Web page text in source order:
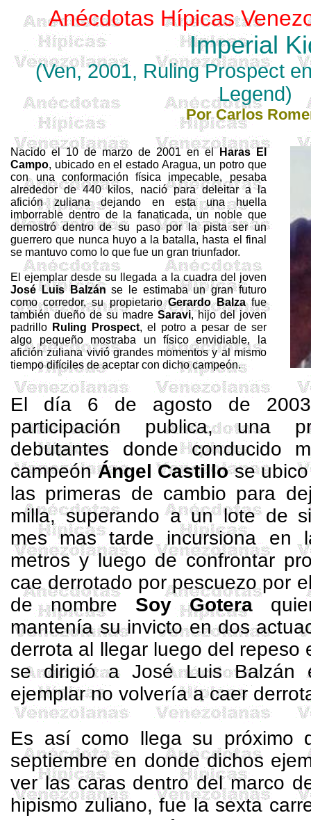
Anécdotas Hípicas
Imperial
(Ven, 2001, Ruling Prospect
Legend)
Por Carlos
Nacido el 10 de marzo de 2001 en elHarasEl
Campo, ubicado en el estado Aragua, un potro que
con una conformación física impecable, pesaba
alrededor de 440 kilos, nació para deleitar a la
afición zuliana dejando en esta una huella
imborrable dentro de la fanaticada, un noble que
demostró dentro de su paso por la pista ser un
guerrero que nunca huyo a la batalla, hasta el final
se mantuvo como lo que fue un gran triunfador.
El ejemplar desde su llegada a la cuadra del joven
JoséLuis Balzánse le estimaba un gran futuro
como corredor, su propietarioGerardoBalzafue
también dueño de su madre Saravi, hijo del joven
padrillo Ruling Prospect, el potro a pesar de ser
algo pequeño mostraba un físico envidiable, la
afición zuliana vivió grandes momentos y al mismo
tiempo difíciles de aceptar con dicho campeón.
El día 6 de agosto de
participación publica, una
debutantes donde conducido
campeónÁngel Castillose ubico
las primeras de cambio para
milla, superando a un lote de
mes mas tarde incursiona
metrosy luego de confrontar
cae derrotado por pescuezo por
de nombre Soy Gotera
mantenía su invicto en dos
derrota al llegar luego del repeso
se dirigió a JoséLuis Balzán
ejemplar no volvería a caer
Es así como llega su próximo
septiembre en donde dichos
ver las caras dentro del marco
hipismo zuliano, fue la sexta